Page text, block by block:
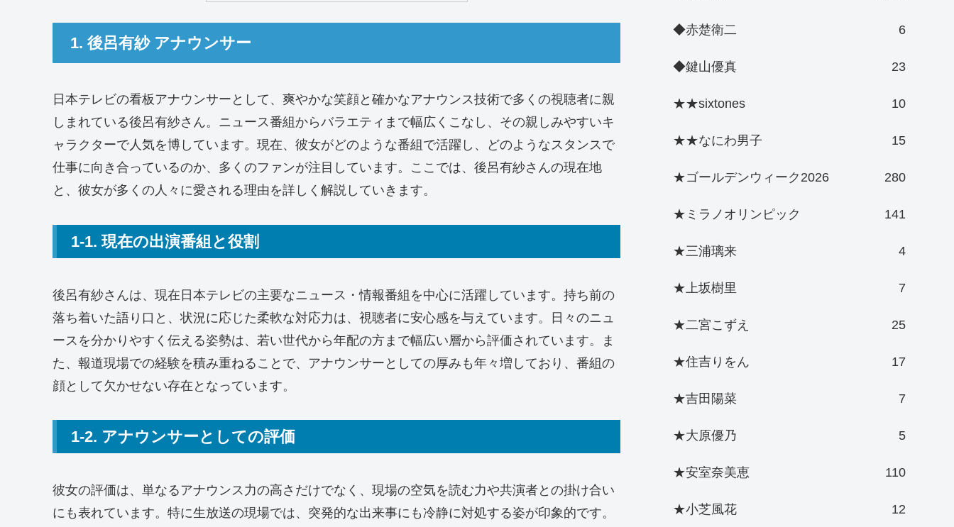
1. 後呂有紗 アナウンサー
日本テレビの看板アナウンサーとして、爽やかな笑顔と確かなアナウンス技術で多くの視聴者に親
しまれている後呂有紗さん。ニュース番組からバラエティまで幅広くこなし、その親しみやすいキ
ャラクターで人気を博しています。現在、彼女がどのような番組で活躍し、どのようなスタンスで
仕事に向き合っているのか、多くのファンが注目しています。ここでは、後呂有紗さんの現在地
と、彼女が多くの人々に愛される理由を詳しく解説していきます。
1-1. 現在の出演番組と役割
後呂有紗さんは、現在日本テレビの主要なニュース・情報番組を中心に活躍しています。持ち前の
落ち着いた語り口と、状況に応じた柔軟な対応力は、視聴者に安心感を与えています。日々のニュ
ースを分かりやすく伝える姿勢は、若い世代から年配の方まで幅広い層から評価されています。ま
た、報道現場での経験を積み重ねることで、アナウンサーとしての厚みも年々増しており、番組の
顔として欠かせない存在となっています。
1-2. アナウンサーとしての評価
彼女の評価は、単なるアナウンス力の高さだけでなく、現場の空気を読む力や共演者との掛け合い
にも表れています。特に生放送の現場では、突発的な出来事にも冷静に対処する姿が印象的です。
◆赤楚衛二 6
◆鍵山優真 23
★★sixtones 10
★★なにわ男子 15
★ゴールデンウィーク2026 280
★ミラノオリンピック 141
★三浦璃来 4
★上坂樹里 7
★二宮こずえ 25
★住吉りをん 17
★吉田陽菜 7
★大原優乃 5
★安室奈美恵 110
★小芝風花 12